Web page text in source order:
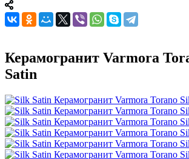
Керамогранит Varmora
Satin